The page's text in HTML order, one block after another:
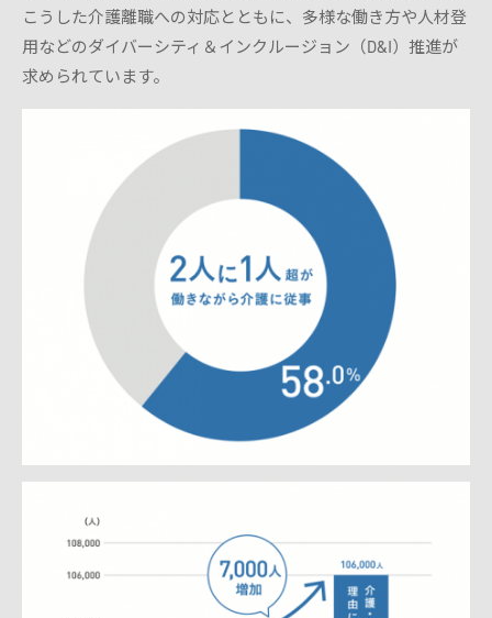
こうした介護離職への対応とともに、多様な働き方や人材登
用などのダイバーシティ＆インクルージョン（D&I）推進が
求められています。